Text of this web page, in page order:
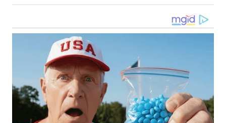
KALBAR
KALTENG
WN
KALTARA